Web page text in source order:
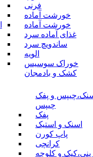
فرنی
خورشت آماده
خورشت آماده
غذای آماده سرد
ساندویچ سرد
الویه
خوراک سوسیس
کشک و بادمجان
و پفک
چیپس
پفک
اسنک و استیک
پاپ کورن
کرانچی
و کلوچه